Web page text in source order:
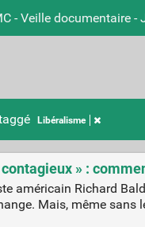
- Veille documentaire -
Libéralisme
contagieux » :
américain Richard
Mais, même sans